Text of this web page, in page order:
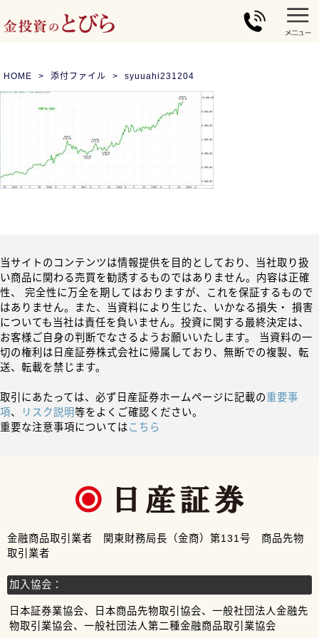
HOME 添付ファイル syuuahi231204
当サイトのコンテンツは情報提供を目的としており、当社取り扱
い商品に関わる売買を勧誘するものではありません。内容は正確
性、 完全性に万全を期してはおりますが、これを保証するもので
はありません。また、当資料により生じた、いかなる損失・ 損害
についても当社は責任を負いません。投資に関する最終決定は、
お客様ご自身の判断でなさるようお願いいたします。 当資料の一
切の権利は日産証券株式会社に帰属しており、無断での複製、転
送、転載を禁じます。
取引にあたっては、必ず日産証券ホームページに記載の重要事
項、 リスク説明等をよくご確認ください。
重要な注意事項についてはこちら
金融商品取引業者 関東財務局長（金商）第131号 商品先物
取引業者
加入協会：
日本証券業協会、日本商品先物取引協会、一般社団法人金融先
物取引業協会、一般社団法人第二種金融商品取引業協会